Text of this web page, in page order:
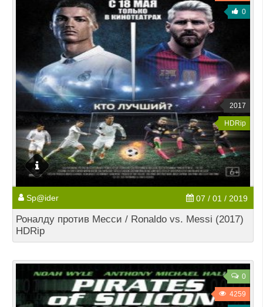
0
2017
HDRip
Sp@ider 07 / 01 / 2019
Роналду против Месси / Ronaldo vs. Messi (2017)
HDRip
0
4259